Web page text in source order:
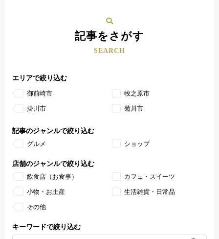
記事をさがす
SEARCH
エリアで絞り込む
御前崎市 牧之原市
掛川市 菊川市
記事のジャンルで絞り込む
グルメ ショップ
店舗のジャンルで絞り込む
飲食店（お食事） カフェ・スイーツ
小物・お土産 生活雑貨・日常品
その他
キーワードで絞り込む